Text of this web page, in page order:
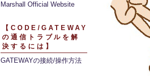
Marshall Official Website
【CODE/GATEWAY
の通信トラブルを解
決するには】
GATEWAYの接続/操作方法